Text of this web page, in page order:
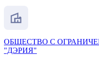
ОБЩЕСТВО С
"ДЭРИЯ"